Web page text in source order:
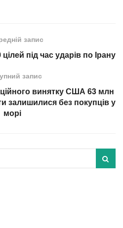
запис
під час ударів по Ірану
запис
винятку США 63 млн
залишилися без покупців у
морі